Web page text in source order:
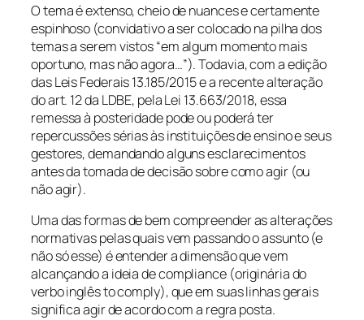
O tema é extenso, cheio de nuances e certamente
espinhoso (convidativo a ser colocado na pilha dos
temas a serem vistos“em algum momento mais
oportuno, mas não agora…”). Todavia, com a edição
das Leis Federais 13.185/2015 e a recente alteração
do art. 12 da LDBE, pela Lei 13.663/2018, essa
remessa à posteridade pode ou poderá ter
repercussões sérias às instituições de ensino e seus
gestores, demandando alguns esclarecimentos
antes da tomada de decisão sobre como agir (ou
não agir).
Uma das formas de bem compreender as alterações
normativas pelas quais vem passando o assunto (e
não só esse) é entender a dimensão que vem
alcançando a ideia decompliance (originária do
verbo inglêsto comply),que em suas linhas gerais
significa agir de acordo com a regra posta.